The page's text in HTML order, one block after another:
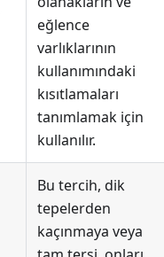
eğlence
varlıklarının
kullanımındaki
kısıtlamaları
tanımlamak için
kullanılır.
Bu tercih, dik
tepelerden
kaçınmaya veya